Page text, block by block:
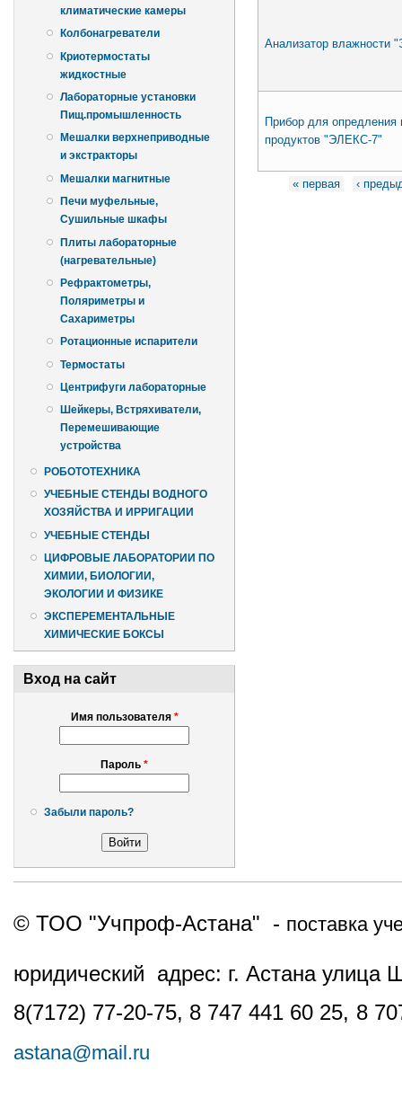
климатические камеры
Колбонагреватели
Криотермостаты
жидкостные
Лабораторные установки
Пищ.промышленность
Мешалки верхнеприводные
и экстракторы
Мешалки магнитные
Печи муфельные,
Сушильные шкафы
Плиты лабораторные
(нагревательные)
Рефрактометры,
Поляриметры и
Сахариметры
Ротационные испарители
Термостаты
Центрифуги лабораторные
Шейкеры, Встряхиватели,
Перемешивающие
устройства
РОБОТОТЕХНИКА
УЧЕБНЫЕ СТЕНДЫ ВОДНОГО
ХОЗЯЙСТВА И ИРРИГАЦИИ
УЧЕБНЫЕ СТЕНДЫ
ЦИФРОВЫЕ ЛАБОРАТОРИИ ПО
ХИМИИ, БИОЛОГИИ,
ЭКОЛОГИИ И ФИЗИКЕ
ЭКСПЕРЕМЕНТАЛЬНЫЕ
ХИМИЧЕСКИЕ БОКСЫ
Вход на сайт
Имя пользователя *
Пароль *
Забыли пароль?
Анализатор влажности
Пpибоp для
пpодуктов "ЭЛЕКС-7"
Страницы
« первая ‹
© ТОО "Учпроф-Астана" - поставка
юридический адрес: г. Астана
8(7172) 77-20-75, 8 747 441 60 25, 8
astana@mail.ru